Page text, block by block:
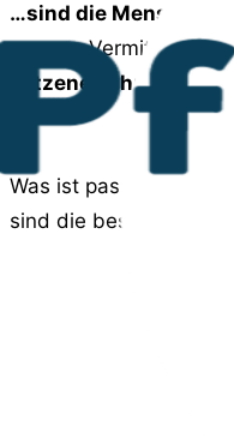
…sind die Menschen
unserer Vermittlung,
katzenerfahrene
Was ist passiert? Auf
sind die besten